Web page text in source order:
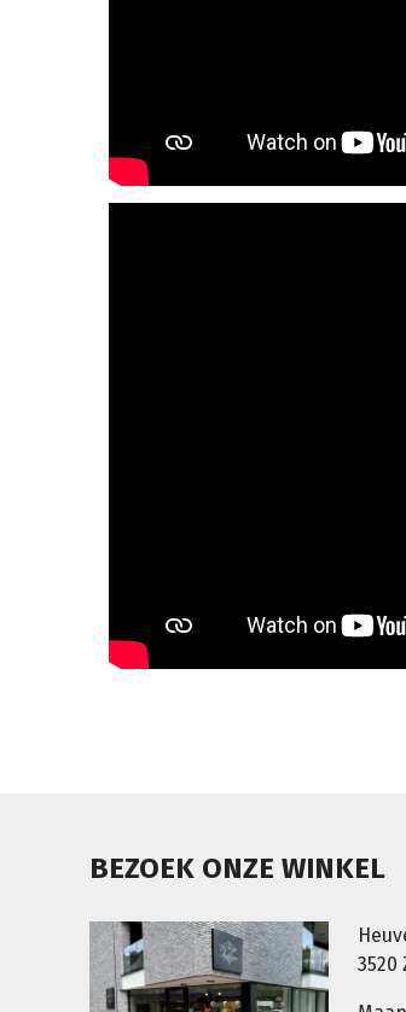
BEZOEK ONZE WINKEL
3520